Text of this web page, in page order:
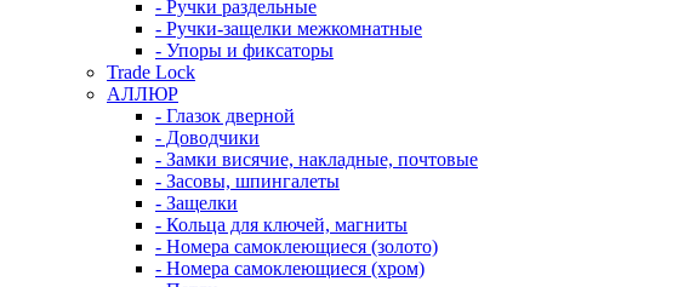
- Ручки раздельные
- Ручки-защелки межкомнатные
- Упоры и фиксаторы
Trade Lock
АЛЛЮР
- Глазок дверной
- Доводчики
- Замки висячие, накладные, почтовые
- Засовы, шпингалеты
- Защелки
- Кольца для ключей, магниты
- Номера самоклеющиеся (золото)
- Номера самоклеющиеся (хром)